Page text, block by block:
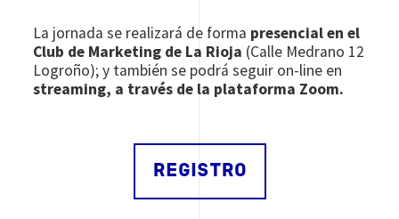
La jornada se realizará de forma presencial en el
Club de Marketing de La Rioja (Calle Medrano 12
Logroño); y también se podrá seguir on-line en
streaming, a través de la plataforma Zoom.
REGISTRO